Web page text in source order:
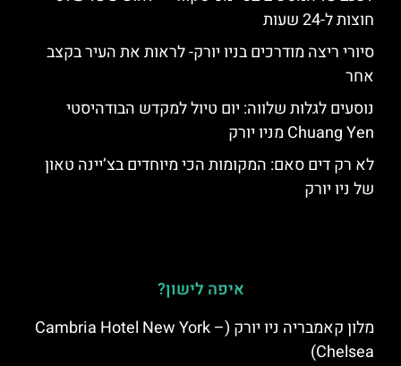
חוצות ל-24 שעות
סיורי ריצה מודרכים בניו יורק- לראות את העיר בקצב
אחר
נוסעים לגלות שלווה: יום טיול למקדש הבודהיסטי
Chuang Yen מניו יורק
לא רק דים סאם: המקומות הכי מיוחדים בצ’יינה טאון
של ניו יורק
איפה לישון?
מלון קאמבריה ניו יורק (Cambria Hotel New York –
Chelsea)